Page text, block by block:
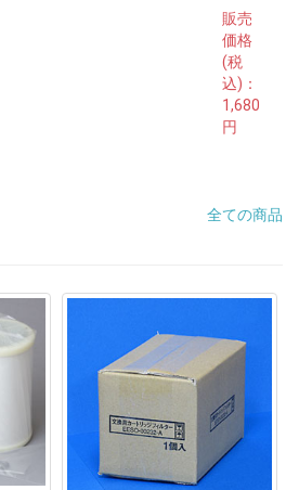
販売
価格
(税
込)：
1,680
円
全ての商品